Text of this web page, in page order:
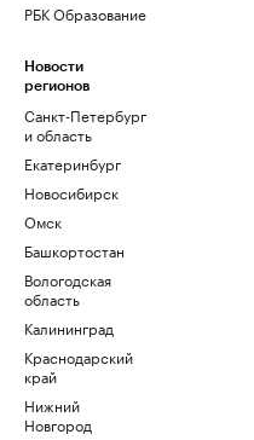
РБК Образование
Новости
регионов
Санкт-Петербург
и область
Екатеринбург
Новосибирск
Омск
Башкортостан
Вологодская
область
Калининград
Краснодарский
край
Нижний
Новгород